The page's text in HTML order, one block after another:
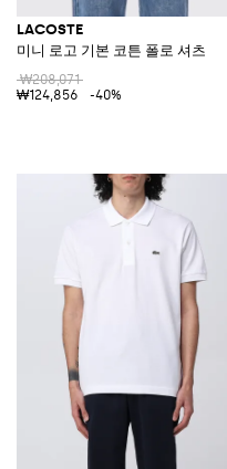
LACOSTE
미니 로고 기본 코튼 폴로 셔츠
₩208,071
₩124,856
-40%